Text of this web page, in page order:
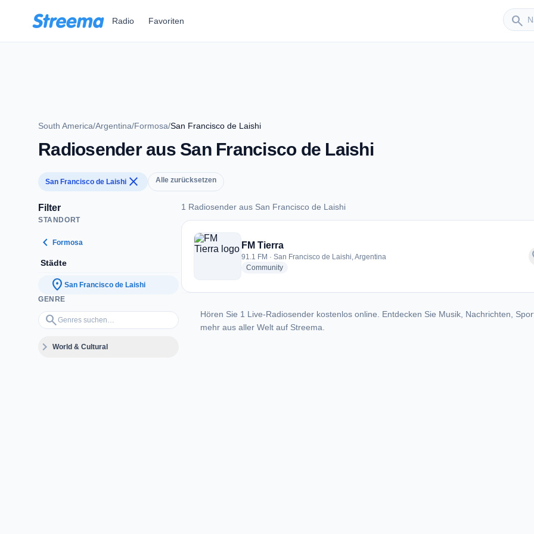
Radio Favoriten search
Sender
South America/Argentina/Formosa/San Francisco de Laishi
Radiosender aus San Francisco de Laishi
San Francisco de Laishi close Alle zurücksetzen
Filter
STANDORT
chevron_left Formosa
Städte
location_on San Francisco de Laishi
GENRE
search
Genres suchen…
expand_moreWorld & Cultural
1 Radiosender aus San Francisco de Laishi
1 Radiosender aus San Francisco de Laishi
FM Tierra
91.1 FM · San Francisco de Laishi, Argentina
Communityradio stations
Hören Sie 1 Live-Radiosender kostenlos online. Entdecken Sie Musik, Nachrichten,
mehr aus aller Welt auf Streema.